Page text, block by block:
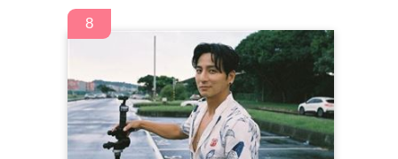
8